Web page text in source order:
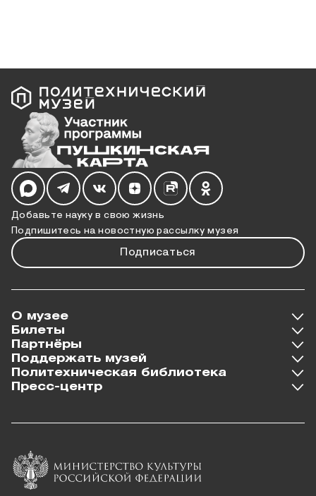
Добавьте науку в свою жизнь
Подпишитесь на новостную рассылку музея
Подписаться
Мы в социальных сетях
О музее
Билеты
Партнёры
Поддержать музей
Политехническая библиотека
Пресс-центр